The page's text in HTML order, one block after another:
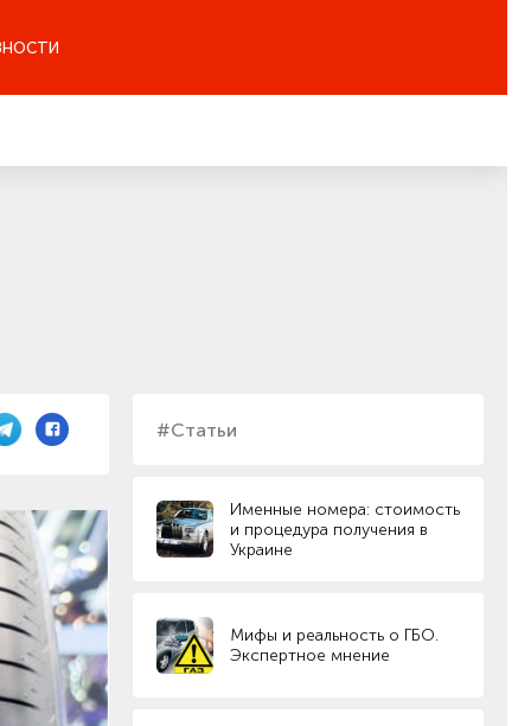
#Статьи
Именные номера: стоимость
и процедура получения в
Украине
Мифы и реальность о ГБО.
Экспертное мнение